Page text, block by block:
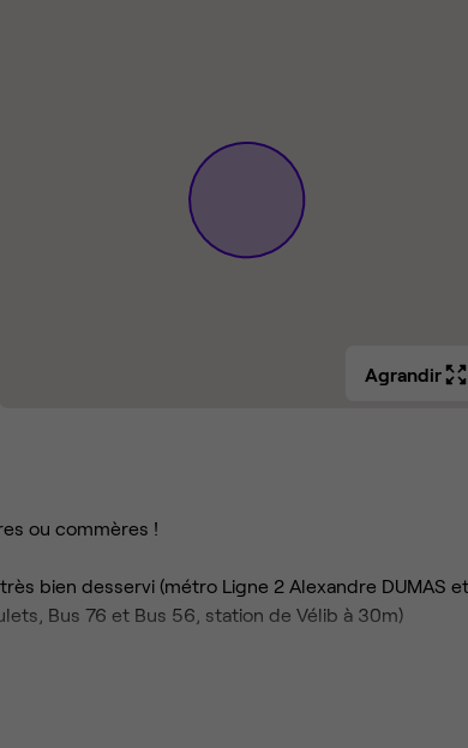
Agrandir
ou commères !
bien desservi (métro Ligne 2 Alexandre DUMAS et
Bus 76 et Bus 56, station de Vélib à 30m)